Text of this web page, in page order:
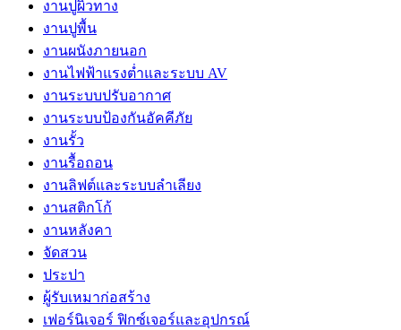
งานปูผิวทาง
งานปูพื้น
งานผนังภายนอก
งานไฟฟ้าแรงต่ำและระบบ AV
งานระบบปรับอากาศ
งานระบบป้องกันอัคคีภัย
งานรั้ว
งานรื้อถอน
งานลิฟต์และระบบลำเลียง
งานสติกโก้
งานหลังคา
จัดสวน
ประปา
ผู้รับเหมาก่อสร้าง
เฟอร์นิเจอร์ ฟิกซ์เจอร์และอุปกรณ์